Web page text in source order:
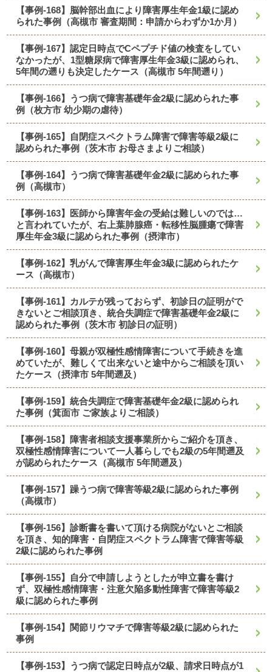
【事例-168】脳幹部出血により障害厚生年金1級に認め
られた事例（高槻市 審査期間：申請からわずか1か月）
【事例-167】認定日時点でCペプチド値の検査をしてい
なかったが、1型糖尿病で障害厚生年金3級に認められ、
5年間の遡りも決定したケース（高槻市 5年間遡り）
【事例-166】うつ病で障害基礎年金2級に認められた事
例（枚方市 幼少期の虐待）
【事例-165】自閉症スペクトラム障害で障害等級2級に
認められた事例（茨木市 お母さまよりご相談）
【事例-164】うつ病で障害基礎年金2級に認められた事
例（高槻市）
【事例-163】医師から障害年金の受給は難しいのでは…
と言われていたが、右上葉肺腺癌・転移性脳腫瘍で障害
厚生年金3級に認められた事例（摂津市）
【事例-162】乳がんで障害厚生年金3級に認められたケ
ース（高槻市）
【事例-161】カルテが残っておらず、初診日の証明がで
きないとご相談頂き、統合失調症で障害基礎年金2級に
認められた事例（茨木市 初診日の証明）
【事例-160】母親が双極性感情障害について手続きを進
めていたが、難しくて出来ないと途中からご相談を頂い
たケース（摂津市 5年間遡及）
【事例-159】統合失調症で障害基礎年金2級に認められ
た事例（箕面市 ご家族よりご相談）
【事例-158】障害者相談支援事業所からご紹介を頂き、
双極性感情障害について一人暮らしでも2級の5年間遡及
が認められたケース（高槻市 5年間遡及）
【事例-157】躁うつ病で障害等級2級に認められた事例
（高槻市）
【事例-156】診断書を書いて頂ける病院がないとご相談
を頂き、知的障害・自閉症スペクトラム障害で障害等級
2級に認められた事例
【事例-155】自分で申請しようとしたが申立書を書け
ず、双極性感情障害・注意欠陥多動性障害で障害等級2
級に認められた事例
【事例-154】関節リウマチで障害等級2級に認められた
事例
【事例-153】うつ病で認定日時点が2級、請求日時点が1